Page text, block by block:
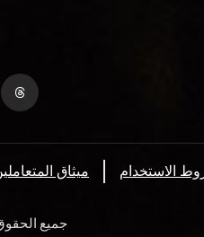
ميثاق الاستخدام
جميع